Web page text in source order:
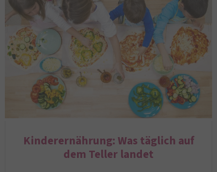
Kinderernährung: Was täglich auf
dem Teller landet